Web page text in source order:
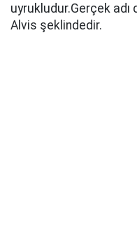
uyrukludur.Gerçek
Alvis şeklindedir.